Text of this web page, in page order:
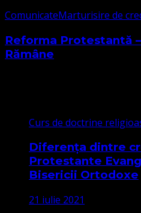
ComunicateMarturisire de
Reforma Protestantă
Rămâne
Curs de doctrine
Diferența dintre
Protestante
Bisericii Ortodoxe
21 iulie 2021